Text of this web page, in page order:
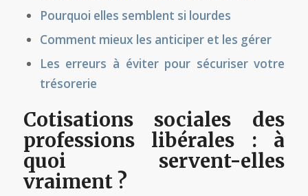
Pourquoi elles semblent si lourdes
Comment mieux les anticiper et les gérer
Les erreurs à éviter pour sécuriser votre
trésorerie
Cotisations sociales des
professions libérales : à
quoi servent-elles
vraiment ?